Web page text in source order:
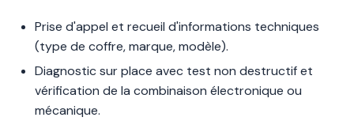
Prise d'appel et recueil d'informations techniques
(type de coffre, marque, modèle).
Diagnostic sur place avec test non destructif et
vérification de la combinaison électronique ou
mécanique.